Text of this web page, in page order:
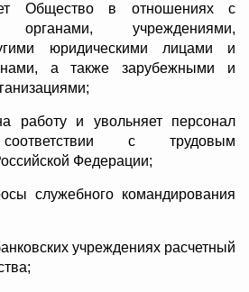
Общество в отношениях с
органами, учреждениями,
юридическими лицами и
а также зарубежными и
работу и увольняет персонал
с трудовым
Федерации;
служебного командирования
учреждениях расчетный